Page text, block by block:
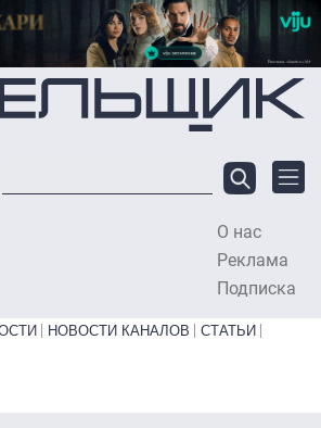
содержанию
О нас
Реклама
Подписка
НОВОСТИ КАНАЛОВ
СТАТЬИ